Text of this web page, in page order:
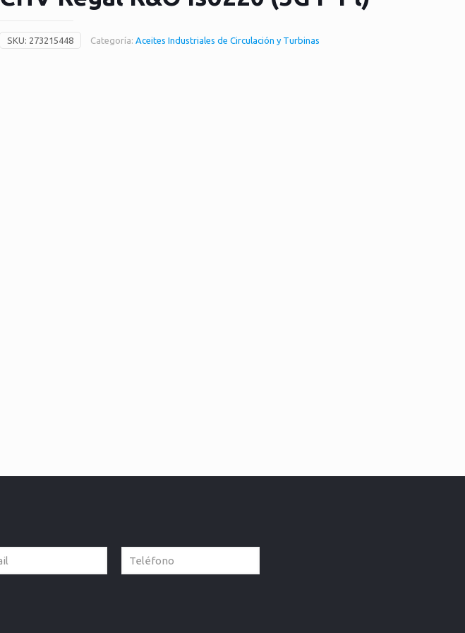
SKU: 273215448 Categoría: Aceites Industriales de Circulación y Turbinas